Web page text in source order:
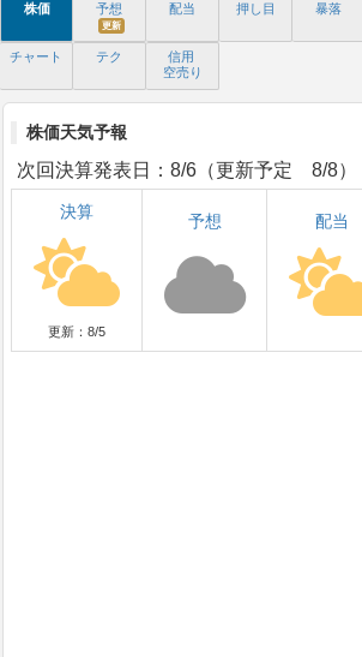
株価 予想
更新
配当 押し目 暴落
チャート テク
信用
空売り
株価天気予報
次回決算発表日：8/6（更新予定 8/8）
決算
更新：8/5
予想 配当